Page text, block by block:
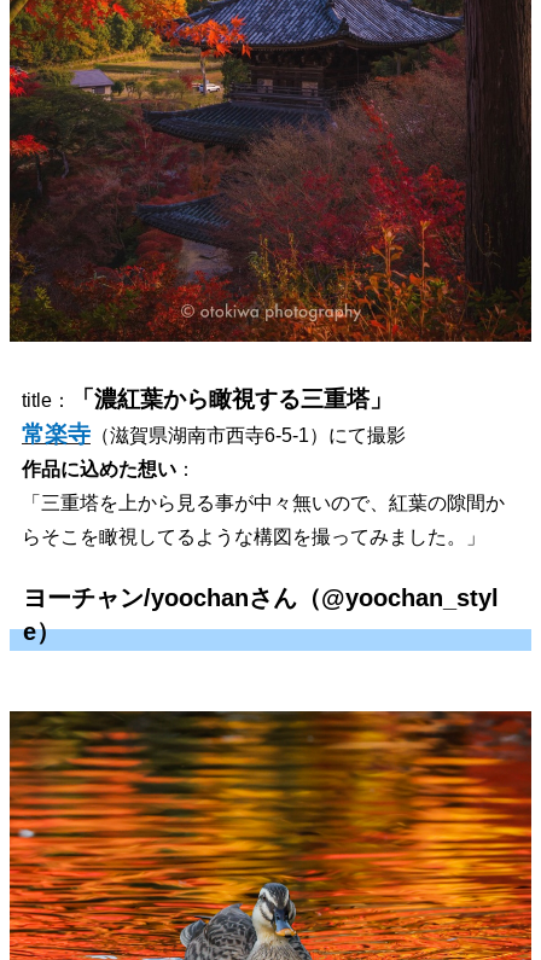
title：
「濃紅葉から瞰視する三重塔」
常楽寺 （滋賀県湖南市西寺6-5-1） にて撮影
作品に込めた想い ：
「三重塔を上から見る事が中々無いので、紅葉の隙間か
らそこを瞰視してるような構図を撮ってみました。」
ヨーチャン/yoochanさん（@yoochan_styl
e）